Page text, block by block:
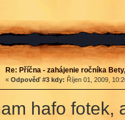
Re: Příčna - zahájenie ročníka
« Odpověď #3 kdy: Říjen 01, 2009,
hafo fotek,